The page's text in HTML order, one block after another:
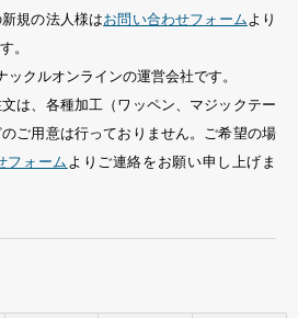
規の法人様はお問い合わせフォーム より
。
クルオンラインの運営会社です。
は、各種加工（ワッペン、マジックテー
ご用意は行っておりません。ご希望の場
フォーム よりご連絡をお願い申し上げま